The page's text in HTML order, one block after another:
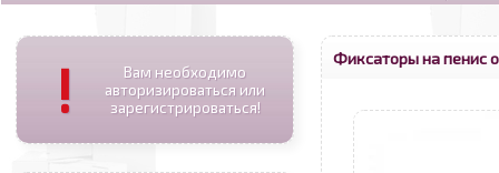
!
Вам необходимо
авторизироваться или
зарегистрироваться!
Фиксаторы на пенис